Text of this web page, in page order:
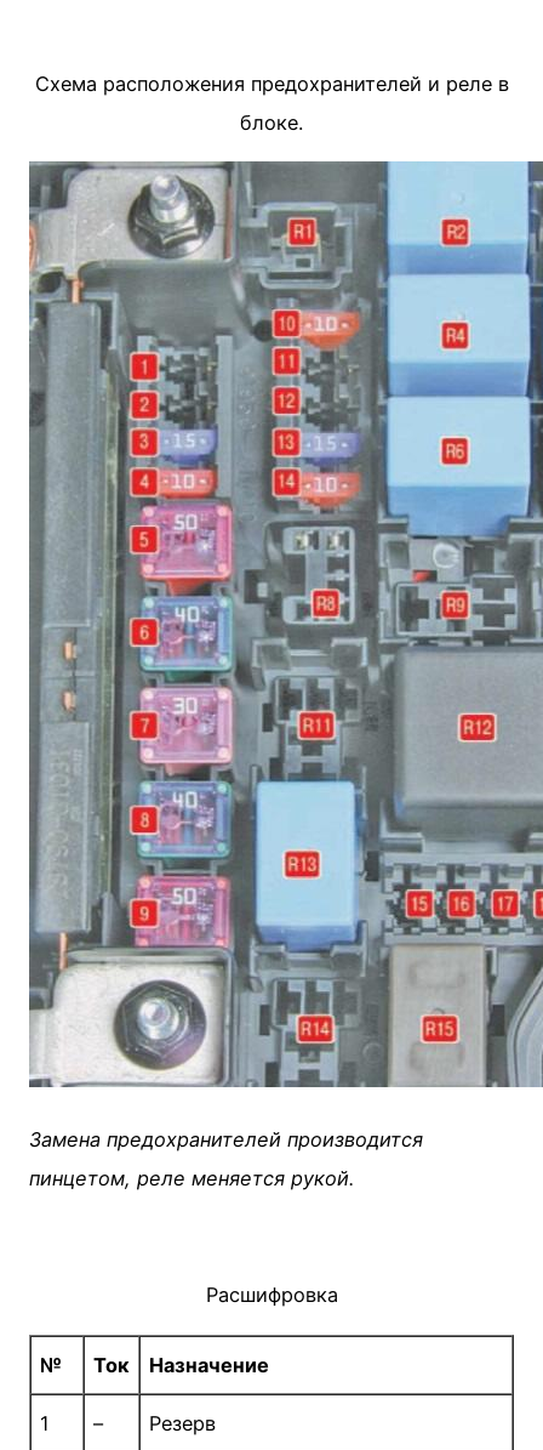
Схема расположения предохранителей и реле в
блоке.
Замена предохранителей производится
пинцетом, реле меняется рукой.
Расшифровка
№ Ток Назначение
1 – Резерв